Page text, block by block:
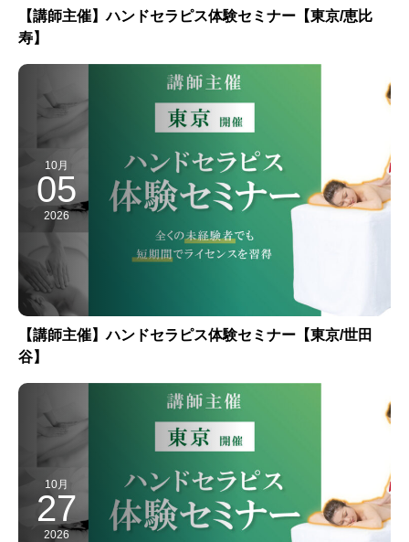
【講師主催】ハンドセラピス体験セミナー【東京/恵比
寿】
10月
05
2026
【講師主催】ハンドセラピス体験セミナー【東京/世田
谷】
10月
27
2026